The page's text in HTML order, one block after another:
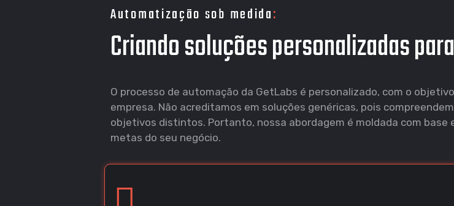
Automatização sob medida:
Criando soluções personalizadas
O processo de automação da GetLabs é personalizado, com o
empresa. Não acreditamos em soluções genéricas, pois
objetivos distintos. Portanto, nossa abordagem é moldada com base
metas do seu negócio.